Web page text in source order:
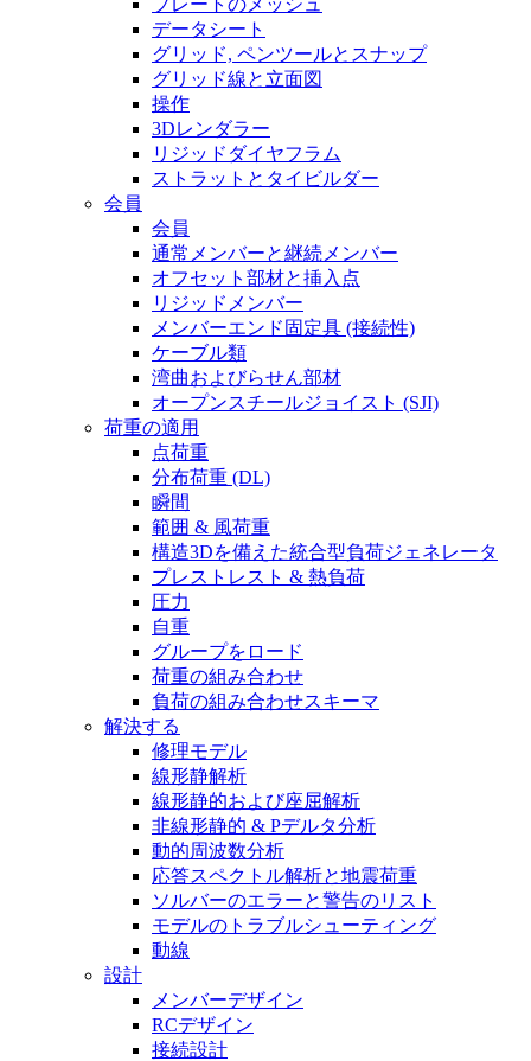
プレートのメッシュ
データシート
グリッド, ペンツールとスナップ
グリッド線と立面図
操作
3Dレンダラー
リジッドダイヤフラム
ストラットとタイビルダー
会員
会員
通常メンバーと継続メンバー
オフセット部材と挿入点
リジッドメンバー
メンバーエンド固定具 (接続性)
ケーブル類
湾曲およびらせん部材
オープンスチールジョイスト (SJI)
荷重の適用
点荷重
分布荷重 (DL)
瞬間
範囲 & 風荷重
構造3Dを備えた統合型負荷ジェネレータ
プレストレスト & 熱負荷
圧力
自重
グループをロード
荷重の組み合わせ
負荷の組み合わせスキーマ
解決する
修理モデル
線形静解析
線形静的および座屈解析
非線形静的 & Pデルタ分析
動的周波数分析
応答スペクトル解析と地震荷重
ソルバーのエラーと警告のリスト
モデルのトラブルシューティング
動線
設計
メンバーデザイン
RCデザイン
接続設計